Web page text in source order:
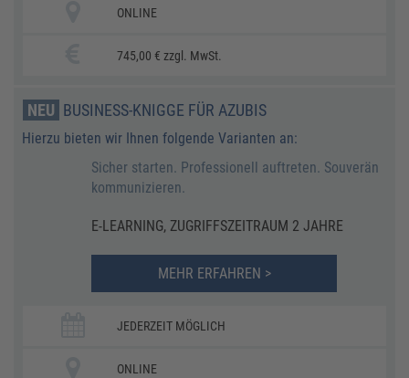
ONLINE
745,00 € zzgl. MwSt.
NEU BUSINESS-KNIGGE FÜR AZUBIS
Hierzu bieten wir Ihnen folgende Varianten an:
Sicher starten. Professionell auftreten. Souverän
kommunizieren.
E-LEARNING, ZUGRIFFSZEITRAUM 2 JAHRE
MEHR ERFAHREN >
JEDERZEIT MÖGLICH
ONLINE